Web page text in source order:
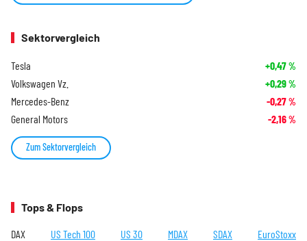
Sektorvergleich
Tesla +0,47%
Volkswagen Vz. +0,29%
Mercedes-Benz -0,27%
General Motors -2,16%
Zum Sektorvergleich
Tops & Flops
DAX US Tech 100 US 30 MDAX SDAX EuroStoxx